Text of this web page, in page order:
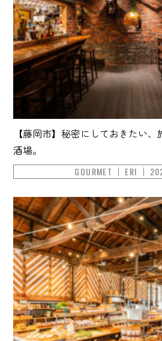
【藤岡市】秘密にしておきたい
酒場。
GOURMET ERI